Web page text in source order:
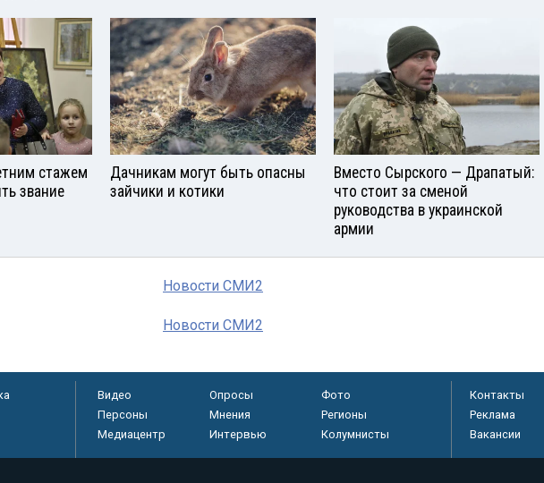
стажем
звание
Дачникам могут быть опасны
зайчики и котики
Вместо Сырского — Драпатый:
что стоит за сменой
руководства в украинской
армии
Новости СМИ2
Новости СМИ2
Видео Опросы
Фото
Персоны
Мнения
Регионы
Медиацентр
Интервью Колумнисты
Контакты
Реклама
Вакансии